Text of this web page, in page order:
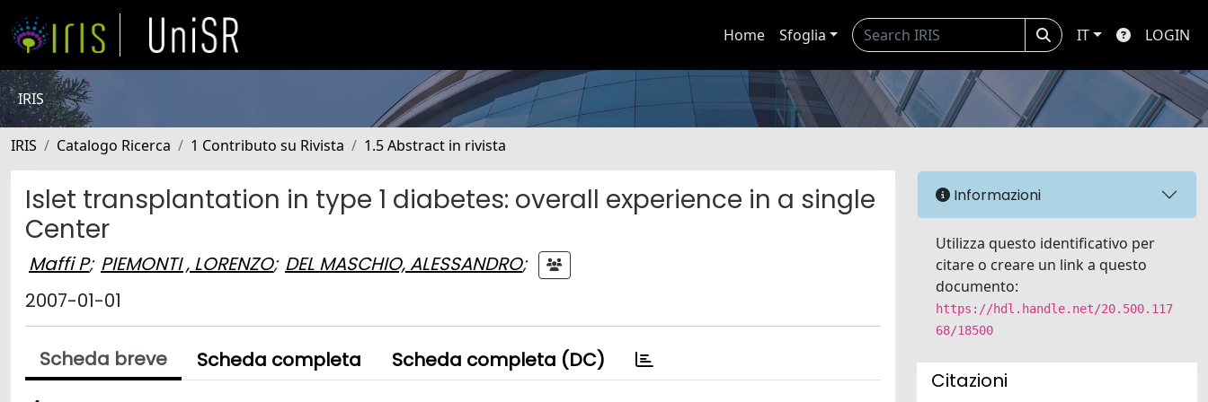
Home Sfoglia IT LOGIN
IRIS
IRIS Catalogo Ricerca 1 Contributo su Rivista 1.5 Abstract in rivista
Islet transplantation in type 1 diabetes: overall experience in a single
Center
Maffi P; PIEMONTI , LORENZO; DEL MASCHIO, ALESSANDRO;
2007-01-01
Scheda breve Scheda completa Scheda completa (DC)
Informazioni
Utilizza questo identificativo per
citare o creare un link a questo
documento:
https://hdl.handle.net/20.500.117
68/18500
Citazioni